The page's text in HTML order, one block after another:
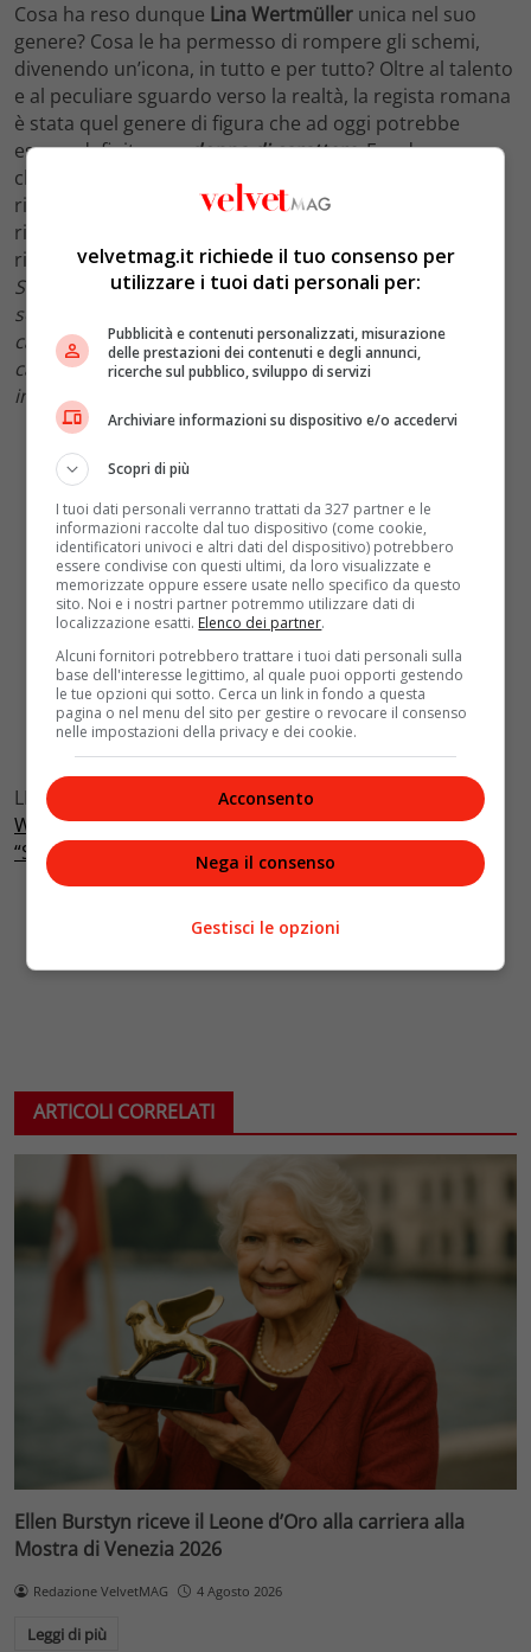
Cosa ha reso dunque Lina Wertmüller unica nel suo
genere? Cosa le ha permesso di rompere gli schemi,
divenendo un’icona, in tutto e per tutto? Oltre al talento
e al peculiare sguardo verso la realtà, la regista romana
è stata quel genere di figura che ad oggi potrebbe
essere definita unadonna di carattere. E, a darne un
chiaro esempio, è stata lei stessa in un’intervista
rilasciata tempo fa. A chi le ha domandato se avesse
riscontrato difficoltà nella sua carriera, infatti, ha
risposto senza mezzi termini: “ Me ne sono infischiata
Sono andata dritta per la mia strada, scegliendo
sempre di fare quello che mi piaceva. Ho avuto un
carattere forte, fin da piccola. Sono stata addirittura
cacciata da undici scuole. Sul set comandavo io
importi.
LEGGI ANCHE:
People’s Choice Awards 2021, “Black
Widow” è il Miglior Film dell’anno: premiata anche
“Squid Game”
ARTICOLI CORRELATI
Ellen Burstyn riceve il Leone d’Oro alla carriera alla
Mostra di Venezia 2026
Redazione VelvetMAG 4 Agosto 2026
Leggi di più
velvetmag.it richiede il tuo consenso per
utilizzare i tuoi dati personali per:
Pubblicità e contenuti personalizzati, misurazione
delle prestazioni dei contenuti e degli annunci,
ricerche sul pubblico, sviluppo di servizi
Archiviare informazioni su dispositivo e/o accedervi
Scopri di più
I tuoi dati personali verranno trattati da 327 partner e le
informazioni raccolte dal tuo dispositivo (come cookie,
identificatori univoci e altri dati del dispositivo) potrebbero
essere condivise con questi ultimi, da loro visualizzate e
memorizzate oppure essere usate nello specifico da questo
sito. Noi e i nostri partner potremmo utilizzare dati di
localizzazione esatti. Elenco dei partner.
Alcuni fornitori potrebbero trattare i tuoi dati personali sulla
base dell'interesse legittimo, al quale puoi opporti gestendo
le tue opzioni qui sotto. Cerca un link in fondo a questa
pagina o nel menu del sito per gestire o revocare il consenso
nelle impostazioni della privacy e dei cookie.
Acconsento
Nega il consenso
Gestisci le opzioni